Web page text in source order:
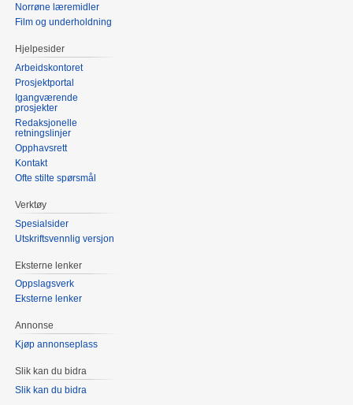
Norrøne læremidler
Film og underholdning
Hjelpesider
Arbeidskontoret
Prosjektportal
Igangværende
prosjekter
Redaksjonelle
retningslinjer
Opphavsrett
Kontakt
Ofte stilte spørsmål
Verktøy
Spesialsider
Utskriftsvennlig versjon
Eksterne lenker
Oppslagsverk
Eksterne lenker
Annonse
Kjøp annonseplass
Slik kan du bidra
Slik kan du bidra